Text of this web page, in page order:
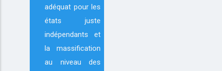
adéquat pour les
états juste
indépendants et
la massification
au niveau des